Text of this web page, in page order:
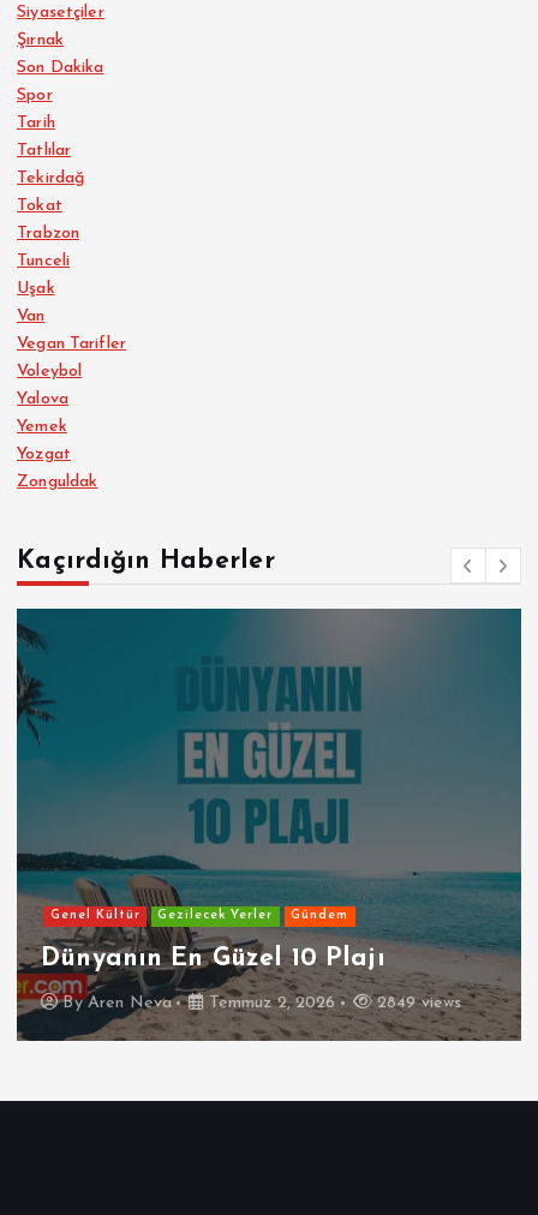
Siyasetçiler
Şırnak
Son Dakika
Spor
Tarih
Tatlılar
Tekirdağ
Tokat
Trabzon
Tunceli
Uşak
Van
Vegan Tarifler
Voleybol
Yalova
Yemek
Yozgat
Zonguldak
Kaçırdığın Haberler
Genel Kültür Gezilecek Yerler Gündem
Dünyanın En Güzel 10 Plajı
ByAren Neva Temmuz 2, 2026 2849 views